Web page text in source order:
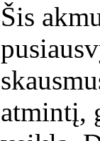
Šis
atmintį,